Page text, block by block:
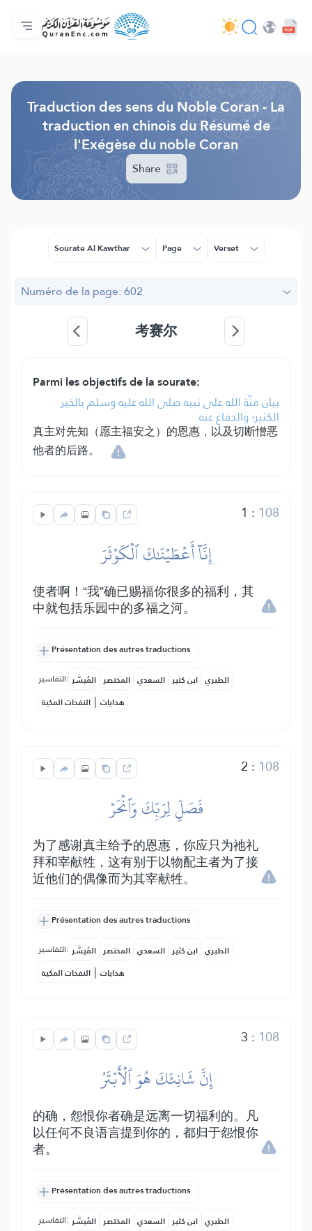
Accueil
Index des traductions
Audio
Services des développeurs du site - API
Autour du projet
Nous contacter
Langue
Traduction des sens du Noble Coran - La
traduction en chinois du Résumé de
l'Exégèse du noble Coran
Share
Sourate Al Kawthar Page Verset
Numéro de la page: 602
考赛尔
Parmi les objectifs de la sourate:
بيان منّة الله على نبيه صلى الله عليه وسلم بالخير
الكثير؛ والدفاع عنه.
真主对先知（愿主福安之）的恩惠，以及切断憎恶
他者的后路。
1 : 108
إِنَّآ أَعۡطَيۡنَٰكَ ٱلۡكَوۡثَرَ
使者啊！“我”确已赐福你很多的福利，其
中就包括乐园中的多福之河。
Présentation des autres traductions
التفاسير: المُيسَّر المختصر السعدي ابن كثير الطبري
النفحات المكية | هدايات
2 : 108
فَصَلِّ لِرَبِّكَ وَٱنۡحَرۡ
为了感谢真主给予的恩惠，你应只为祂礼
拜和宰献牲，这有别于以物配主者为了接
近他们的偶像而为其宰献牲。
Présentation des autres traductions
التفاسير: المُيسَّر المختصر السعدي ابن كثير الطبري
النفحات المكية | هدايات
3 : 108
إِنَّ شَانِئَكَ هُوَ ٱلۡأَبۡتَرُ
的确，怨恨你者确是远离一切福利的。凡
以任何不良语言提到你的，都归于怨恨你
者。
Présentation des autres traductions
التفاسير: المُيسَّر المختصر السعدي ابن كثير الطبري